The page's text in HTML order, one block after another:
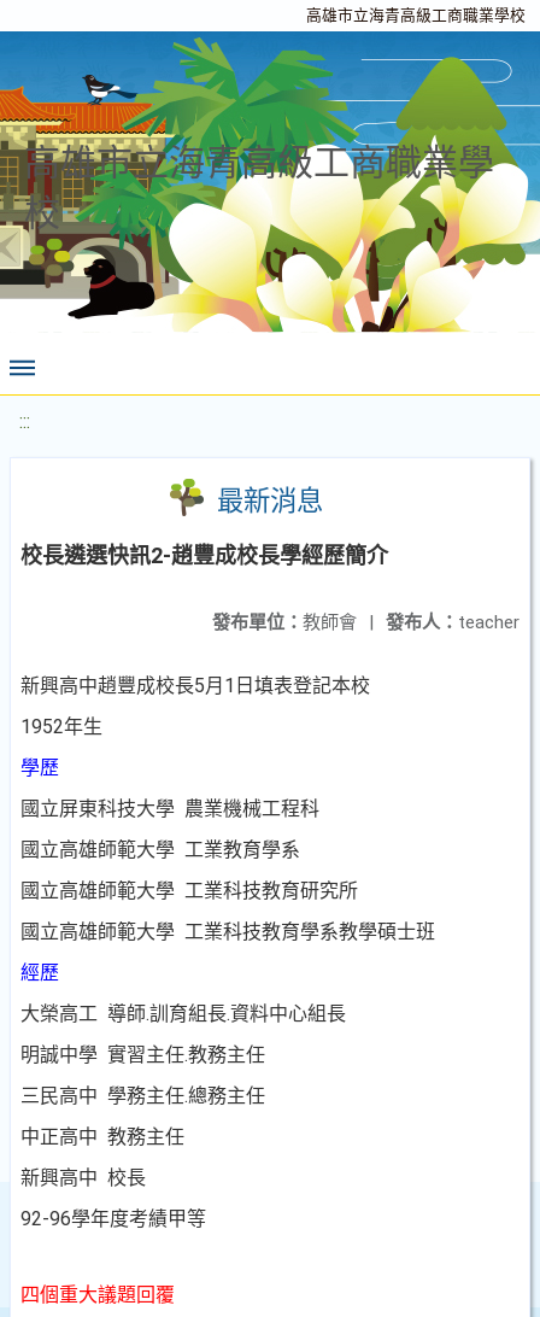
高雄市立海青高級工商職業學校
高雄市立海青高級工商職業學
校
:::
最新消息
校長遴選快訊2-趙豐成校長學經歷簡介
發布人： teacher
發布單位： 教師會 |
新興高中趙豐成校長5月1日填表登記本校
1952年生
學歷
國立屏東科技大學 農業機械工程科
國立高雄師範大學 工業教育學系
國立高雄師範大學 工業科技教育研究所
國立高雄師範大學 工業科技教育學系教學碩士班
經歷
大榮高工 導師.訓育組長.資料中心組長
明誠中學 實習主任.教務主任
三民高中 學務主任.總務主任
中正高中 教務主任
新興高中 校長
92-96學年度考績甲等
四個重大議題回覆